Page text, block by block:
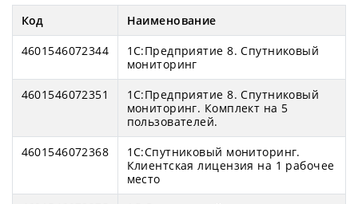
Код
Наименование
4601546072344
1С:Предприятие 8. Спутниковый
мониторинг
4601546072351
1С:Предприятие 8. Спутниковый
мониторинг. Комплект на 5
пользователей.
4601546072368
1С:Спутниковый мониторинг.
Клиентская лицензия на 1 рабочее
место